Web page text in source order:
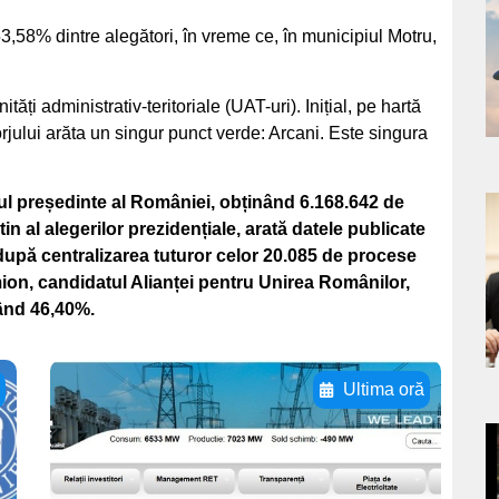
dintre alegători, în vreme ce, în municipiul Motru,
administrativ-teritoriale (UAT-uri). Inițial, pe hartă
arăta un singur punct verde: Arcani. Este singura
președinte al României, obținând 6.168.642 de
al alegerilor prezidențiale, arată datele publicate
centralizarea tuturor celor 20.085 de procese
candidatul Alianței pentru Unirea Românilor,
46,40%.
Ultima oră
Adaugă aici textul
pentru